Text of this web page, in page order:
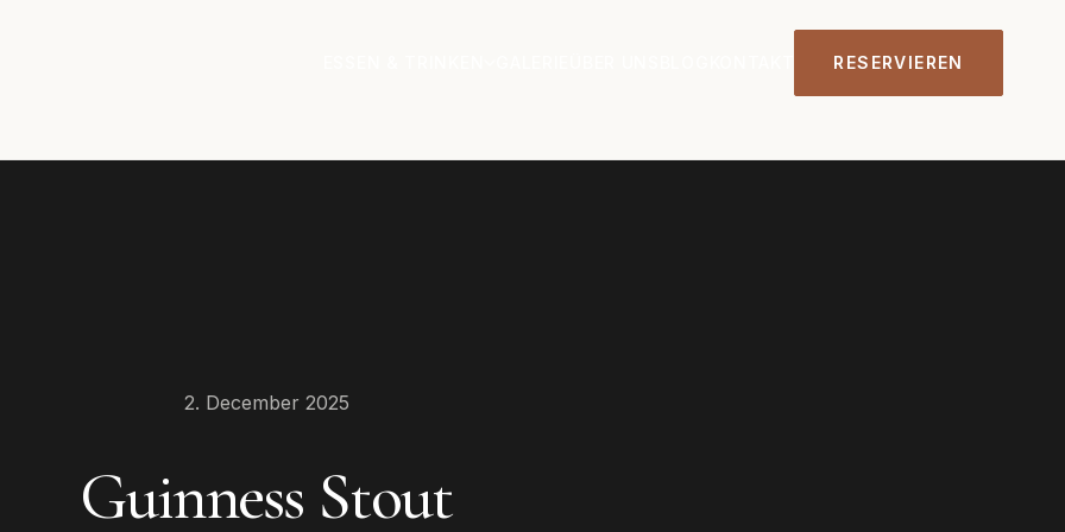
RESERVIEREN
2. December 2025
Guinness Stout